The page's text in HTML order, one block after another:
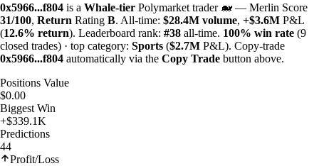
0x5966...f804 is a Whale-tier Polymarket trader 🐋 — Merlin Score
31/100, Return Rating B. All-time: $28.4M volume, +$3.6M P&L
(12.6% return). Leaderboard rank: #38 all-time. 100% win rate (9
closed trades) · top category: Sports ($2.7M P&L). Copy-trade
0x5966...f804 automatically via the Copy Trade button above.
Positions Value
$0.00
Biggest Win
+$339.1K
Predictions
44
Profit/Loss